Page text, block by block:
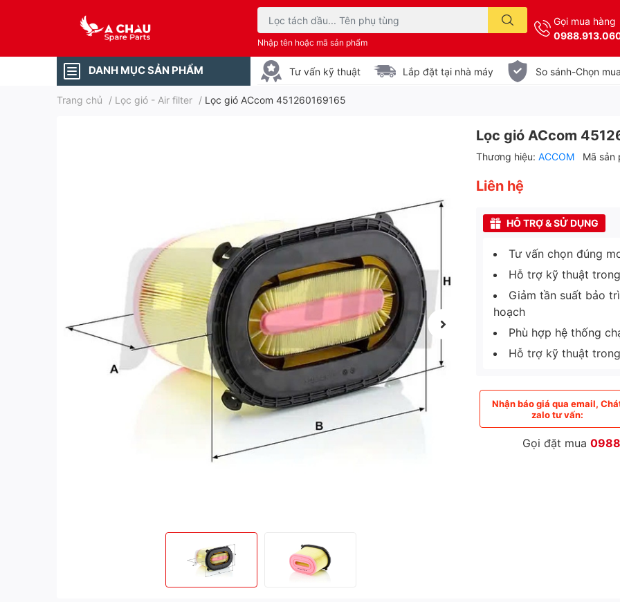
Nhập tên hoặc mã sản phẩm
Gọi mua hàng
DANH MỤC SẢN PHẨM Tư vấn kỹ thuật Lắp đặt tại nhà máy So sánh-Chọn mua
Trang chủ / Lọc gió - Air filter / Lọc gió ACcom 451260169165
Lọc gió ACcom
Thương hiệu: ACCOM Mã sản
Liên hệ
HỖ TRỢ & SỬ DỤNG
Tư vấn chọn đúng
Hỗ trợ kỹ thuật
Giảm tần suất bảo
hoạch
Phù hợp hệ thống
Hỗ trợ kỹ thuật
Nhận báo giá qua email,
zalo tư vấn:
Gọi đặt mua